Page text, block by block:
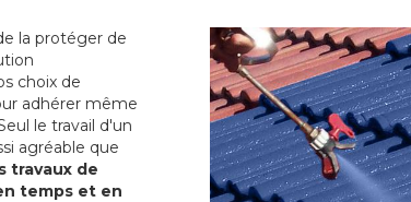
la protéger de
choix de
adhérer même
le travail d'un
agréable que
travaux de
temps et en